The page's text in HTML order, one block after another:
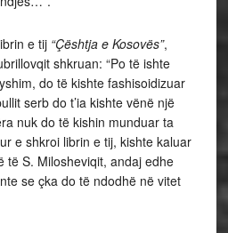
e tij “Çështja e Kosovës”,
shkruan: “Po të ishte
do të kishte fashisoidizuar
serb do t’ia kishte vënë një
nuk do të kishin munduar ta
e shkroi librin e tij, kishte kaluar
të S. Milosheviqit, andaj edhe
se çka do të ndodhë në vitet